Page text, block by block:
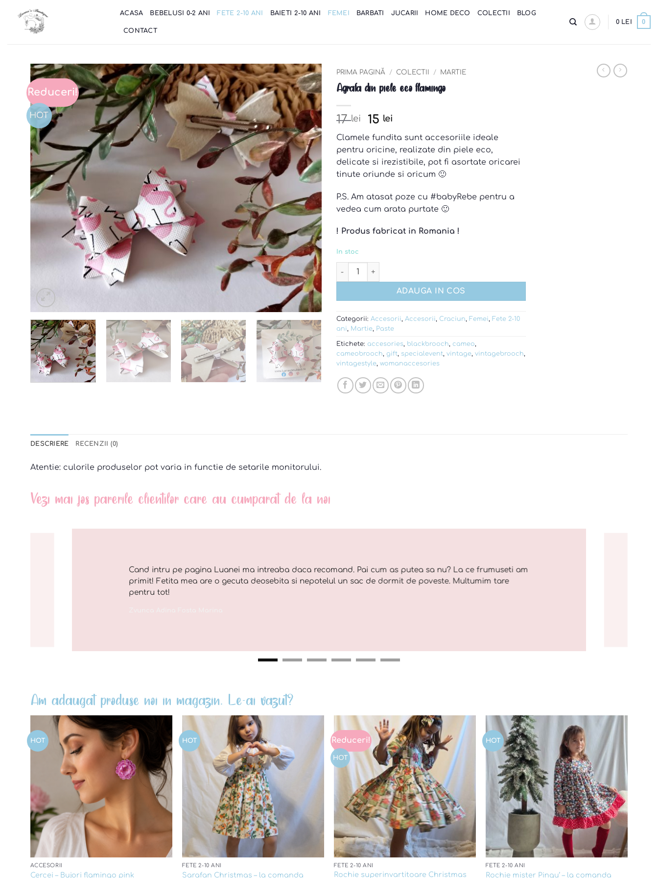
content
ACASA BEBELUSI 0-2 ANI FETE 2-10 ANI BAIETI 2-10 ANI FEMEI BARBATI JUCARII HOME DECO COLECTII BLOG
CONTACT
0 LEI 0
Reduceri!
HOT
Add to
wishlist
PRIMA PAGINĂ / COLECTII / MARTIE
Agrafa din piele eco flamingo
17lei
Pretul
initial
a
fost:
17 lei.
15 lei
curent
este:
15 lei.
Clamele fundita sunt accesoriile ideale
pentru oricine, realizate din piele eco,
delicate si irezistibile, pot fi asortate oricarei
tinute oriunde si oricum 🙂
P.S. Am atasat poze cu #babyRebe pentru a
vedea cum arata purtate 🙂
! Produs fabricat in Romania !
In stoc
Cantitate Agrafa din piele eco flamingo
ADAUGA IN COS
Categorii: Accesorii, Accesorii, Craciun, Femei, Fete 2-10
ani, Martie, Paste
Etichete: accesories, blackbrooch, cameo,
cameobrooch, gift, specialevent, vintage, vintagebrooch,
vintagestyle, womanaccesories
DESCRIERE RECENZII (0)
Atentie: culorile produselor pot varia in functie de setarile monitorului.
Vezi mai jos parerile clientilor care au cumparat de la noi
Cand intru pe pagina Luanei ma intreaba daca recomand. Pai cum as putea sa nu? La ce frumuseti am
primit! Fetita mea are o gecuta deosebita si nepotelul un sac de dormit de poveste. Multumim tare
pentru tot!
Am adaugat produse noi in magazin. Le-ai vazut?
HOT
ACCESORII
Cercei – Bujori flamingo pink
HOT
FETE 2-10 ANI
Sarafan Christmas – la comanda
Reduceri!
HOT
Add to
wishlist
FETE 2-10 ANI
Rochie superinvartitoare Christmas
HOT
Add to
wishlist
FETE 2-10 ANI
Rochie mister Pingu’ – la comanda